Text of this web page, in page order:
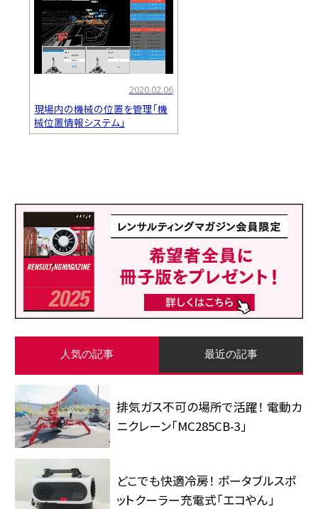
2020.02.06
現場内の機械の位置を管理「機
械位置情報システム」
人気の記事 最近の記事
排気ガス不可の場所で活躍！ 電動カ
ニクレーン「MC285CB-3」
どこでも快適冷房！ ポータブルスポ
ットクーラー充電式「エコやん」